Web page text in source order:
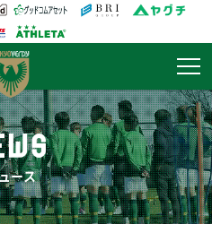
ース